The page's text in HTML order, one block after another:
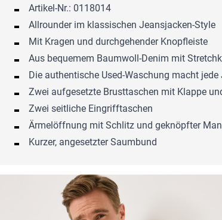
Artikel-Nr.: 0118014
Allrounder im klassischen Jeansjacken-Style
Mit Kragen und durchgehender Knopfleiste
Aus bequemem Baumwoll-Denim mit
Die authentische Used-Waschung macht
Zwei aufgesetzte Brusttaschen mit Klappe
Zwei seitliche Eingrifftaschen
Ärmelöffnung mit Schlitz und geknöpfter
Kurzer, angesetzter Saumbund